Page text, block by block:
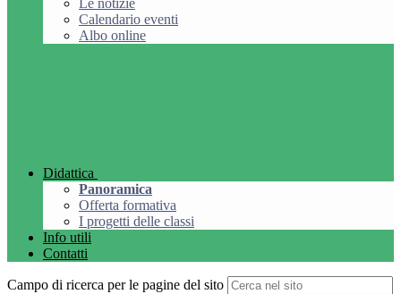
Le notizie
Calendario eventi
Albo online
Didattica
Panoramica
Offerta formativa
I progetti delle classi
Info utili
Contatti
Campo di ricerca per le pagine del sito